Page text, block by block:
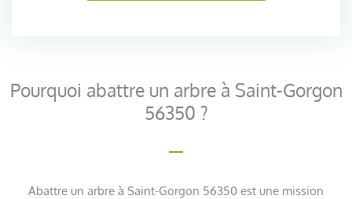
Pourquoi abattre un arbre à Saint-Gorgon
56350 ?
Abattre un arbre à Saint-Gorgon 56350 est une mission